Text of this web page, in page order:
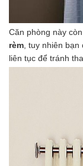
Căn phòng này
rèm , tuy nhiên
liên tục để tránh